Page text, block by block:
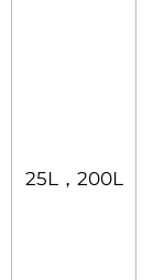
25L，200L